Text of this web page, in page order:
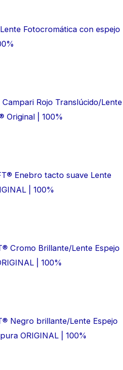
Fotocromática con espejo
Campari Rojo Translúcido/Lente
Original | 100%
Enebro tacto suave Lente
| 100%
Cromo Brillante/Lente Espejo
| 100%
Negro brillante/Lente Espejo
ORIGINAL | 100%